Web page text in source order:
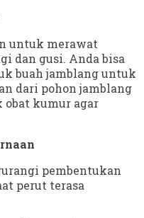
untuk merawat
dan gusi. Anda bisa
buah jamblang untuk
dari pohon jamblang
kumur agar
pembentukan
perut terasa